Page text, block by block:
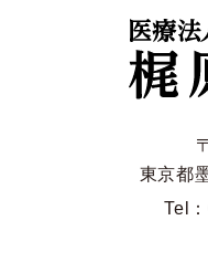
東京都
Tel：